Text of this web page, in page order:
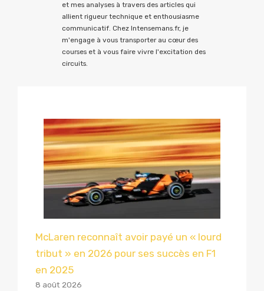
et mes analyses à travers des articles qui
allient rigueur technique et enthousiasme
communicatif. Chez Intensemans.fr, je
m'engage à vous transporter au cœur des
courses et à vous faire vivre l'excitation des
circuits.
McLaren reconnaît avoir payé un « lourd
tribut » en 2026 pour ses succès en F1
en 2025
8 août 2026